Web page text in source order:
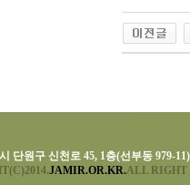
단원구 신천로 45, 1층(선부동 979-11)
JAMIR.OR.KR.ALL RIGHT